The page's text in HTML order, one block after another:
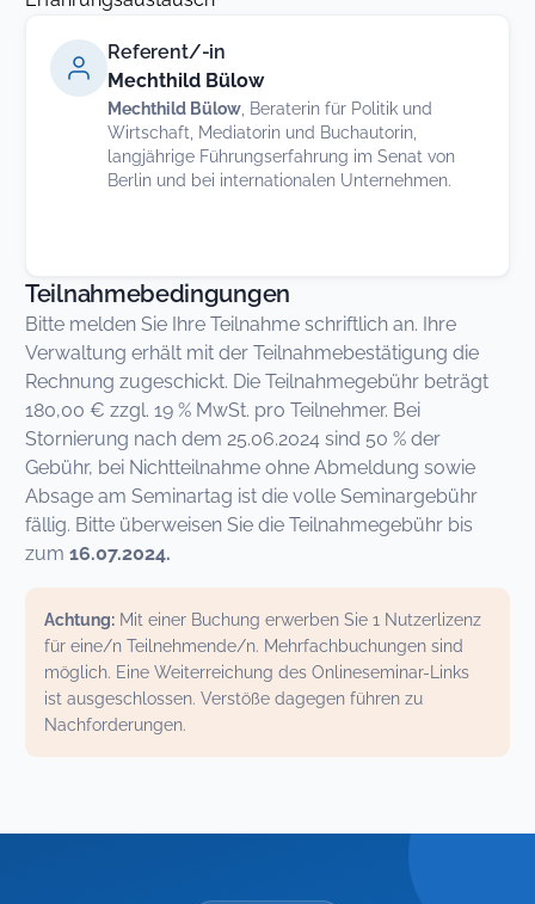
Referent/-in
Mechthild Bülow
Mechthild Bülow , Beraterin für Politik und
Wirtschaft, Mediatorin und Buchautorin,
langjährige Führungserfahrung im Senat von
Berlin und bei internationalen Unternehmen.
Teilnahmebedingungen
Bitte melden Sie Ihre Teilnahme schriftlich an. Ihre
Verwaltung erhält mit der Teilnahmebestätigung die
Rechnung zugeschickt. Die Teilnahmegebühr beträgt
180,00 € zzgl. 19 % MwSt. pro Teilnehmer. Bei
Stornierung nach dem 25.06.2024 sind 50 % der
Gebühr, bei Nichtteilnahme ohne Abmeldung sowie
Absage am Seminartag ist die volle Seminargebühr
fällig. Bitte überweisen Sie die Teilnahmegebühr bis
zum 16.07.2024.
Achtung: Mit einer Buchung erwerben Sie 1 Nutzerlizenz
für eine/n Teilnehmende/n. Mehrfachbuchungen sind
möglich. Eine Weiterreichung des Onlineseminar-Links
ist ausgeschlossen. Verstöße dagegen führen zu
Nachforderungen.